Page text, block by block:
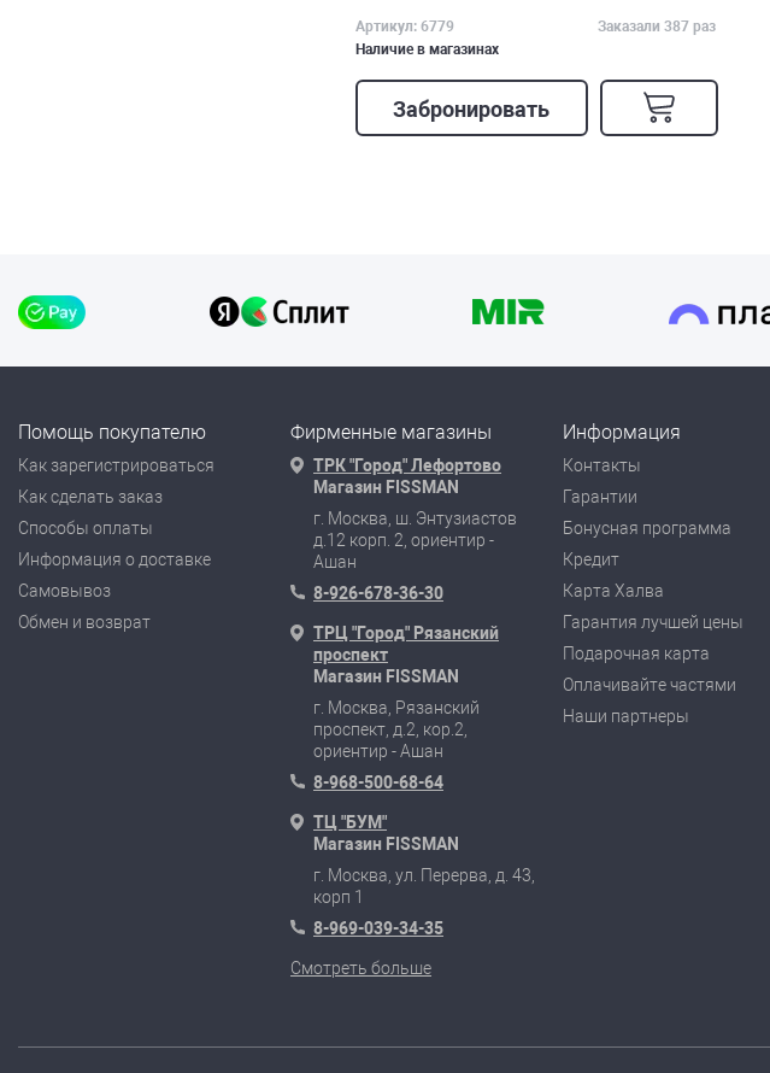
Артикул: 6779
Заказали 387 раз
Наличие в магазинах
Забронировать
Помощь покупателю
Как зарегистрироваться
Как сделать заказ
Способы оплаты
Информация о доставке
Самовывоз
Обмен и возврат
Фирменные магазины
ТРК "Город" Лефортово
Магазин FISSMAN
г. Москва, ш. Энтузиастов
д.12 корп. 2, ориентир -
Ашан
8-926-678-36-30
ТРЦ "Город" Рязанский
проспект
Магазин FISSMAN
г. Москва, Рязанский
проспект, д.2, кор.2,
ориентир - Ашан
8-968-500-68-64
ТЦ "БУМ"
Магазин FISSMAN
г. Москва, ул. Перерва, д. 43,
корп 1
8-969-039-34-35
Смотреть больше
Информация
Контакты
Гарантии
Бонусная программа
Кредит
Карта Халва
Гарантия лучшей цены
Подарочная карта
Оплачивайте частями
Наши партнеры